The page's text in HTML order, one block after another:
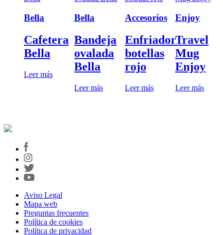
Bella
Cafetera
Bella
Leer más
Bella
Bandeja
ovalada
Bella
Leer más
Accesorios
Enfriador
botellas
rojo
Leer más
Enjoy
Travel
Mug
Enjoy
Leer más
Aviso Legal
Mapa web
Preguntas frecuentes
Política de cookies
Política de privacidad